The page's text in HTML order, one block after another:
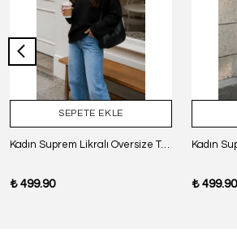
SEPETE EKLE
Kadın Suprem Likralı Oversize T-Shirt - SİYAH
₺ 499.90 ₺ 499.90